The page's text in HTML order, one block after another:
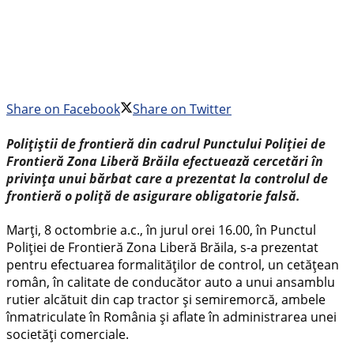
Share on Facebook
Share on Twitter
Polițiștii de frontieră din cadrul Punctului Poliției de
Frontieră Zona Liberă Brăila efectuează cercetări în
privința unui bărbat care a prezentat la controlul de
frontieră o poliță de asigurare obligatorie falsă.
Marți, 8 octombrie a.c., în jurul orei 16.00, în Punctul
Poliției de Frontieră Zona Liberă Brăila, s-a prezentat
pentru efectuarea formalităților de control, un cetățean
român, în calitate de conducător auto a unui ansamblu
rutier alcătuit din cap tractor și semiremorcă, ambele
înmatriculate în România şi aflate în administrarea unei
societăți comerciale.